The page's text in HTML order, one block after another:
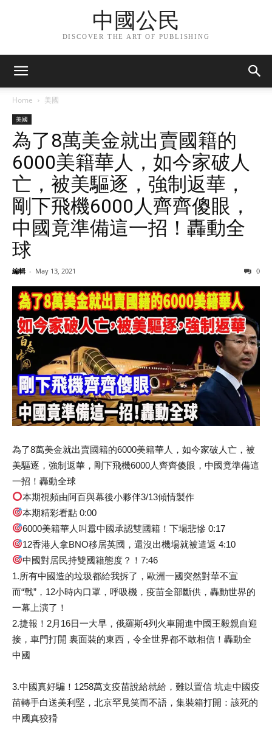
中國公民
DISCOVER THE ART OF PUBLISHING
Home 美國
美國
為了8萬美金就出賣國籍的
6000美籍華人，如今家破人
亡，被美驅逐，強制返華，
剛下飛機6000人齊齊傻眼，
中國竟準備這一招！轟動全
球
編輯 - May 13, 2021 0
為了8萬美金就出賣國籍的6000美籍華人，如今家破人亡，被
美驅逐，強制返華，剛下飛機6000人齊齊傻眼，中國竟準備這
一招！轟動全球
本期視頻由阿百與幕後小夥伴3/13傾情製作
本期精彩看點 0:00
6000美籍華人叫囂中國承認雙國籍！下場悲慘 0:17
12香港人拿BNO移居英國，還沒出機場就被遣返 4:10
中國對居民持雙國籍態度？！7:46
1.所有中國造的垃圾都給我拆了，歐洲一國突然對華不宣
而“戰”，12小時內口罩，呼吸機，疫苗全部斷供，轟動世界的
一幕上演了！
2.捷報！2月16日一大早，俄羅斯4列火車開進中國王毅親自迎
接，車門打開 裏面裝的東西，令全世界都不敢相信！轟動全
中國
3.中國真好騙！1258萬支疫苗說給就給，難以置信 坑走中國疫
苗轉手白送美利堅，北京罕見笑而不語，集裝箱打開：該死的
中國真狡猾